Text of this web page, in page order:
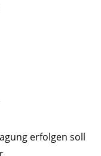
erfolgen soll